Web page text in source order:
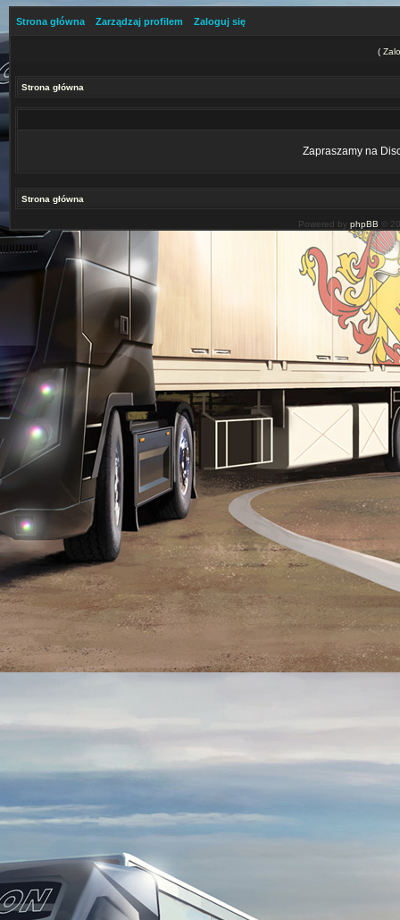
Strona główna Zarządzaj profilem Zaloguj się
(
Strona główna
Zapraszamy na
Strona główna
Powered by phpBB ©